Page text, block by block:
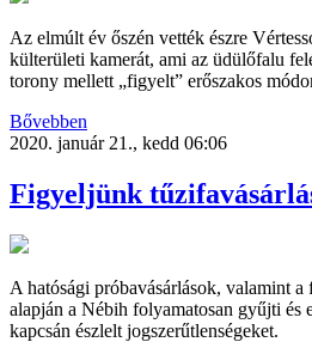
Az elmúlt év őszén vették észre
külterületi kamerát, ami az üdülőfalu
torony mellett „figyelt” erőszakos
Bővebben
2020. január 21., kedd 06:06
Figyeljünk
A hatósági próbavásárlások, valamint
alapján a Nébih folyamatosan gyűjti és
kapcsán észlelt jogszerűtlenségeket.